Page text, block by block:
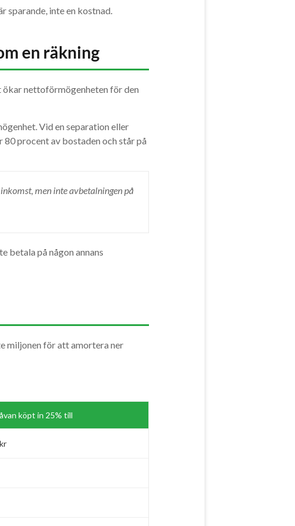
sparande, inte en kostnad.
en räkning
ökar nettoförmögenheten för den
Vid en separation eller
procent av bostaden och står på
men inte avbetalningen på
betala på någon annans
miljonen för att amortera ner
köpt in 25% till